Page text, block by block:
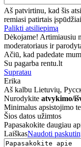
Aš patvirtinu, kad šis
remiasi patirtais
Palikti atsiliepimą
Dėkojame! Artimiausiu
moderatoriaus ir
Ačiū, kad padedate
Su pagarba rentu.lt
Supratau
Erika
Aš kalbu Lietuvių,
Nurodykite atvykimo/
Minimalus apsistojimo
Šios datos užimtos
Papasakokite daugiau
LaiškasNaudoti